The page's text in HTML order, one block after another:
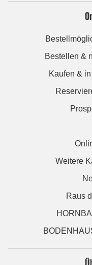
Bestellen &
Kaufen &
Weitere
Raus